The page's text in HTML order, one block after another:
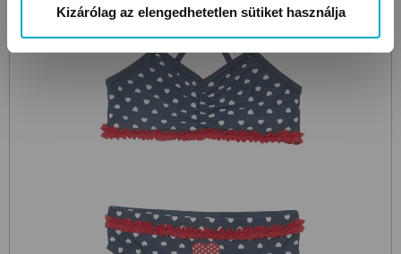
Kizárólag az elengedhetetlen sütiket használja